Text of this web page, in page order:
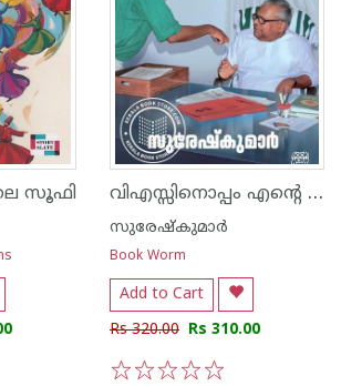
സൂഫി വിഎസ്സിനൊപ്പം എന്റെ ദിനങ്ങൾ
സുരേഷ്കുമാർ
Book Worm
Add to Cart
Rs 320.00 Rs 310.00